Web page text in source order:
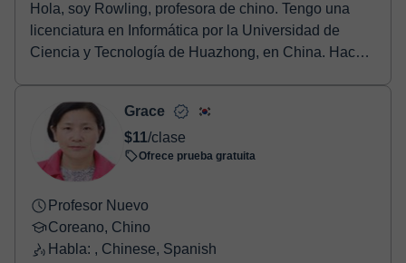
Hola, soy Rowling, profesora de chino. Tengo una
licenciatura en Informática por la Universidad de
Ciencia y Tecnología de Huazhong, en China. Hace
Grace
$11/clase
Ofrece prueba gratuita
Profesor Nuevo
Coreano, Chino
Habla: , Chinese, Spanish